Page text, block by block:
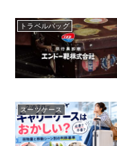
トラベルバッグ
スーツケース